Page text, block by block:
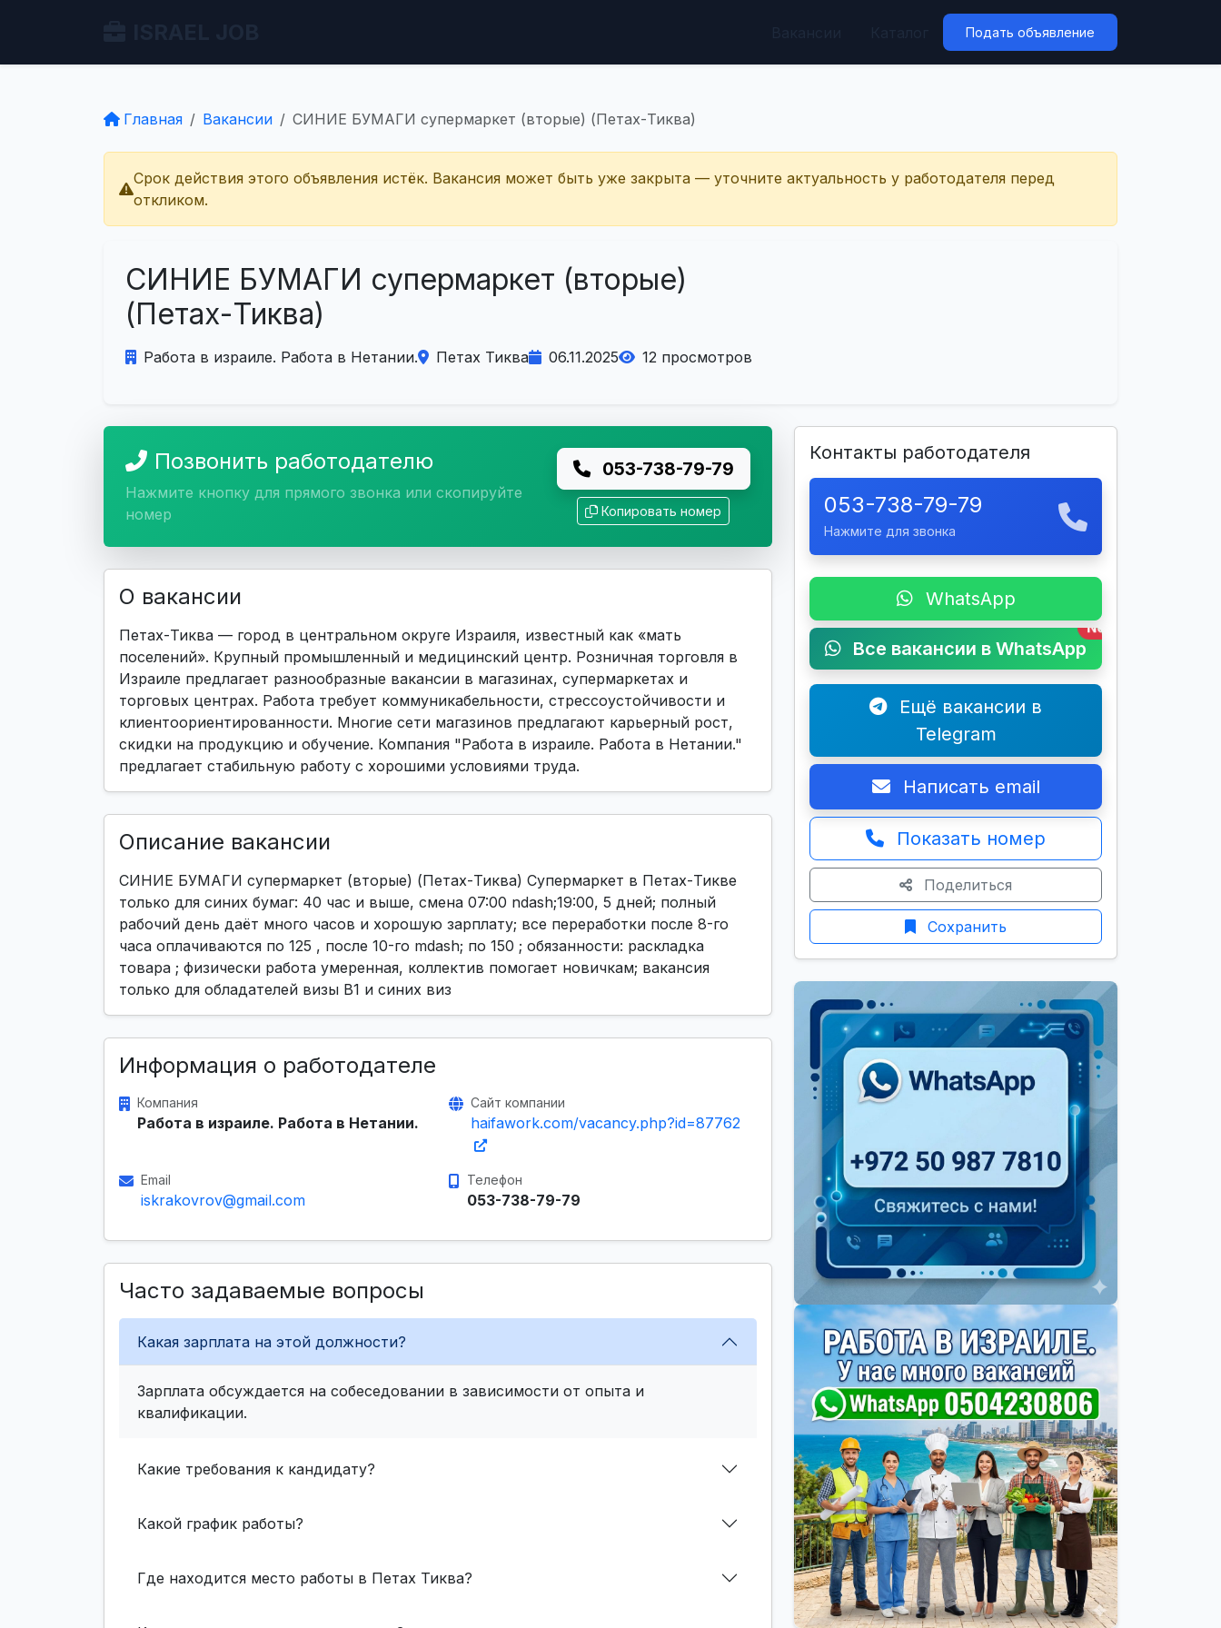
Подать объявление
Главная Вакансии СИНИЕ БУМАГИ супермаркет (вторые) (Петах-Тиква)
Срок действия этого объявления истёк. Вакансия может быть уже закрыта — уточните актуальность у работодателя перед
откликом.
СИНИЕ БУМАГИ супермаркет (вторые)
(Петах-Тиква)
Работа в израиле. Работа в Нетании. Петах Тиква 06.11.2025 12 просмотров
Позвонить работодателю
Нажмите кнопку для прямого звонка или скопируйте
номер
053-738-79-79
Копировать номер
О вакансии
Петах-Тиква — город в центральном округе Израиля, известный как «мать
поселений». Крупный промышленный и медицинский центр. Розничная торговля в
Израиле предлагает разнообразные вакансии в магазинах, супермаркетах и
торговых центрах. Работа требует коммуникабельности, стрессоустойчивости и
клиентоориентированности. Многие сети магазинов предлагают карьерный рост,
скидки на продукцию и обучение. Компания "Работа в израиле. Работа в Нетании."
предлагает стабильную работу с хорошими условиями труда.
Описание вакансии
СИНИЕ БУМАГИ супермаркет (вторые) (Петах-Тиква) Супермаркет в Петах-Тикве
только для синих бумаг: 40 час и выше, смена 07:00 ndash;19:00, 5 дней; полный
рабочий день даёт много часов и хорошую зарплату; все переработки после 8-го
часа оплачиваются по 125 , после 10-го mdash; по 150 ; обязанности: раскладка
товара ; физически работа умеренная, коллектив помогает новичкам; вакансия
только для обладателей визы B1 и синих виз
Информация о работодателе
Компания
Работа в израиле. Работа в Нетании.
Сайт компании
haifawork.com/vacancy.php?id=87762
Email
iskrakovrov@gmail.com
Телефон
053-738-79-79
Часто задаваемые вопросы
Какая зарплата на этой должности?
Зарплата обсуждается на собеседовании в зависимости от опыта и
квалификации.
Какие требования к кандидату?
Какой график работы?
Где находится место работы в Петах Тиква?
Контакты работодателя
053-738-79-79
Нажмите для звонка
WhatsApp
Все вакансии в WhatsApp
New
Ещё вакансии в
Telegram
Написать email
Показать номер
Поделиться
Сохранить